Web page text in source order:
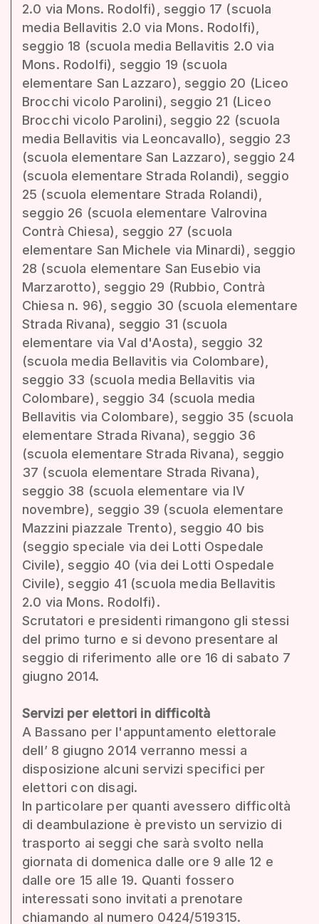
2.0 via Mons. Rodolfi), seggio 17 (scuola
media Bellavitis 2.0 via Mons. Rodolfi),
seggio 18 (scuola media Bellavitis 2.0 via
Mons. Rodolfi), seggio 19 (scuola
elementare San Lazzaro), seggio 20 (Liceo
Brocchi vicolo Parolini), seggio 21 (Liceo
Brocchi vicolo Parolini), seggio 22 (scuola
media Bellavitis via Leoncavallo), seggio 23
(scuola elementare San Lazzaro), seggio 24
(scuola elementare Strada Rolandi), seggio
25 (scuola elementare Strada Rolandi),
seggio 26 (scuola elementare Valrovina
Contrà Chiesa), seggio 27 (scuola
elementare San Michele via Minardi), seggio
28 (scuola elementare San Eusebio via
Marzarotto), seggio 29 (Rubbio, Contrà
Chiesa n. 96), seggio 30 (scuola elementare
Strada Rivana), seggio 31 (scuola
elementare via Val d'Aosta), seggio 32
(scuola media Bellavitis via Colombare),
seggio 33 (scuola media Bellavitis via
Colombare), seggio 34 (scuola media
Bellavitis via Colombare), seggio 35 (scuola
elementare Strada Rivana), seggio 36
(scuola elementare Strada Rivana), seggio
37 (scuola elementare Strada Rivana),
seggio 38 (scuola elementare via IV
novembre), seggio 39 (scuola elementare
Mazzini piazzale Trento), seggio 40 bis
(seggio speciale via dei Lotti Ospedale
Civile), seggio 40 (via dei Lotti Ospedale
Civile), seggio 41 (scuola media Bellavitis
2.0 via Mons. Rodolfi).
Scrutatori e presidenti rimangono gli stessi
del primo turno e si devono presentare al
seggio di riferimento alle ore 16 di sabato 7
giugno 2014.
Servizi per elettori in difficoltà
A Bassano per l'appuntamento elettorale
dell’ 8 giugno 2014 verranno messi a
disposizione alcuni servizi specifici per
elettori con disagi.
In particolare per quanti avessero difficoltà
di deambulazione è previsto un servizio di
trasporto ai seggi che sarà svolto nella
giornata di domenica dalle ore 9 alle 12 e
dalle ore 15 alle 19. Quanti fossero
interessati sono invitati a prenotare
chiamando al numero 0424/519315.